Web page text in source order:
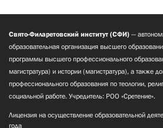
Свято-Филаретовский институт (СФИ) —
образовательная организация высшего
программы высшего профессионального
магистратура) и истории (магистратура), а также
профессионального образования по теологии,
социальной работе. Учредитель: РОО «Сретение».
Лицензия на осуществление образовательной
года